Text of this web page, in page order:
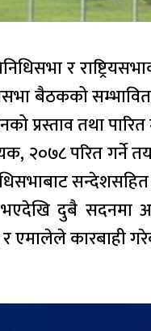
र
बैठकको
तथा पारित
२०७८ परित
सन्देशसहित
दुबै सदनमा
एमालेले कारबाही